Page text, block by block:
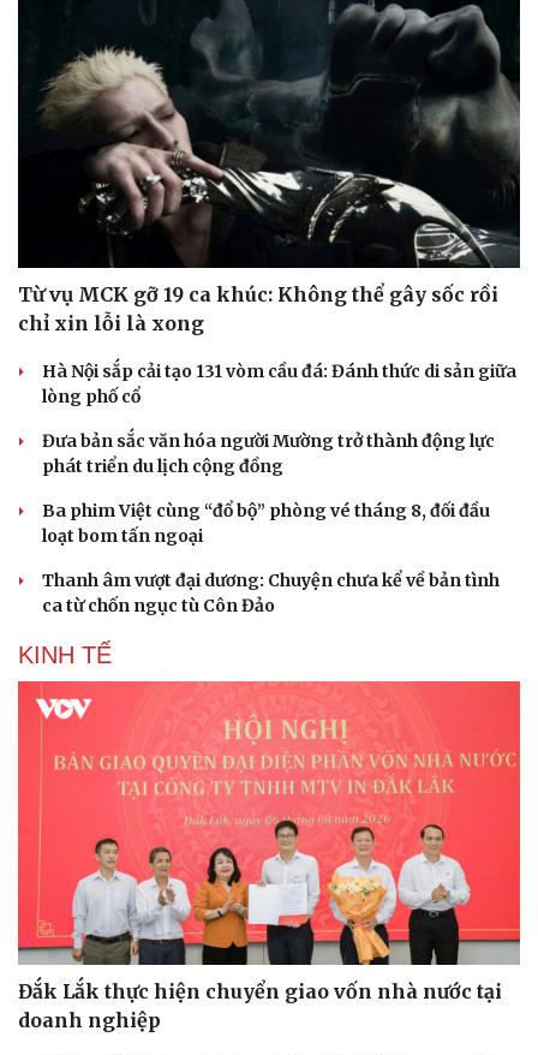
Sức khỏe
Dinh dưỡng - món ngon
Cây thuốc
Sản phụ khoa
Nhi khoa
Nam khoa
Đời sống
Nhà đẹp
Blog
Từ vụ MCK gỡ 19 ca khúc: Không thể gây sốc rồi
chỉ xin lỗi là xong
Hà Nội sắp cải tạo 131 vòm cầu đá: Đánh thức di sản giữa
lòng phố cổ
Đưa bản sắc văn hóa người Mường trở thành động lực
phát triển du lịch cộng đồng
Ba phim Việt cùng “đổ bộ” phòng vé tháng 8, đối đầu
loạt bom tấn ngoại
Thanh âm vượt đại dương: Chuyện chưa kể về bản tình
ca từ chốn ngục tù Côn Đảo
KINH TẾ
Đắk Lắk thực hiện chuyển giao vốn nhà nước tại
doanh nghiệp